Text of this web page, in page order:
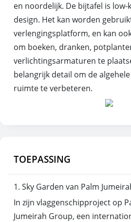
en noordelijk. De bijtafel is low-
design. Het kan worden
verlengingsplatform, en kan
om boeken, dranken,
verlichtingsarmaturen te
belangrijk detail om de
ruimte te verbeteren.
TOEPASSING
1. Sky Garden van Palm
In zijn vlaggenschipproject op
Jumeirah Group, een